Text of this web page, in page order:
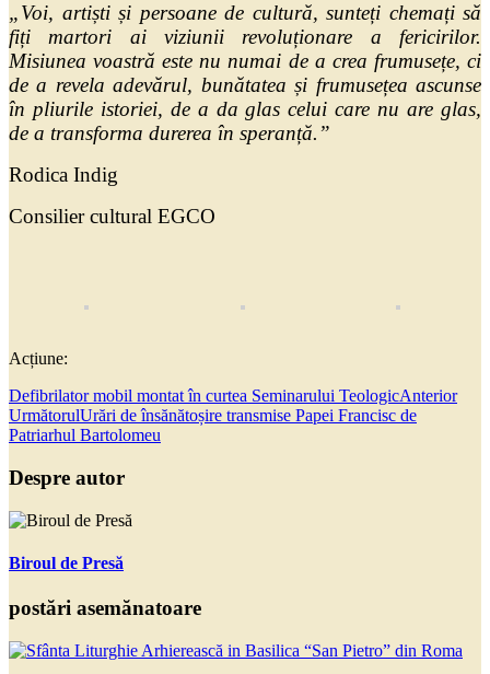
„Voi, artiști și persoane de cultură, sunteți chemați să
fiți martori ai viziunii revoluționare a fericirilor.
Misiunea voastră este nu numai de a crea frumusețe, ci
de a revela adevărul, bunătatea și frumusețea ascunse
în pliurile istoriei, de a da glas celui care nu are glas,
de a transforma durerea în speranță.”
Rodica Indig
Consilier cultural EGCO
Acțiune:
Defibrilator mobil montat în curtea Seminarului TeologicAnterior
UrmătorulUrări de însănătoșire transmise Papei Francisc de
Patriarhul Bartolomeu
Despre autor
Biroul de Presă
postări asemănatoare